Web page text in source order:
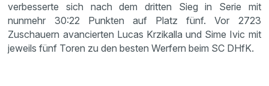
verbesserte sich nach dem dritten Sieg in Serie mit
nunmehr 30:22 Punkten auf Platz fünf. Vor 2723
Zuschauern avancierten Lucas Krzikalla und Sime Ivic mit
jeweils fünf Toren zu den besten Werfern beim SC DHfK.